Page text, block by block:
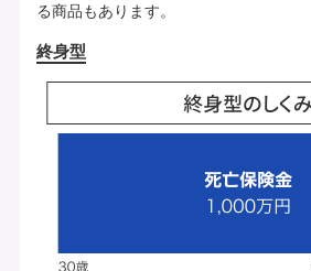
る商品もあります。
終身型